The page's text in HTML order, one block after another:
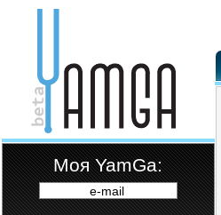
Moя YamGa:
e-mail